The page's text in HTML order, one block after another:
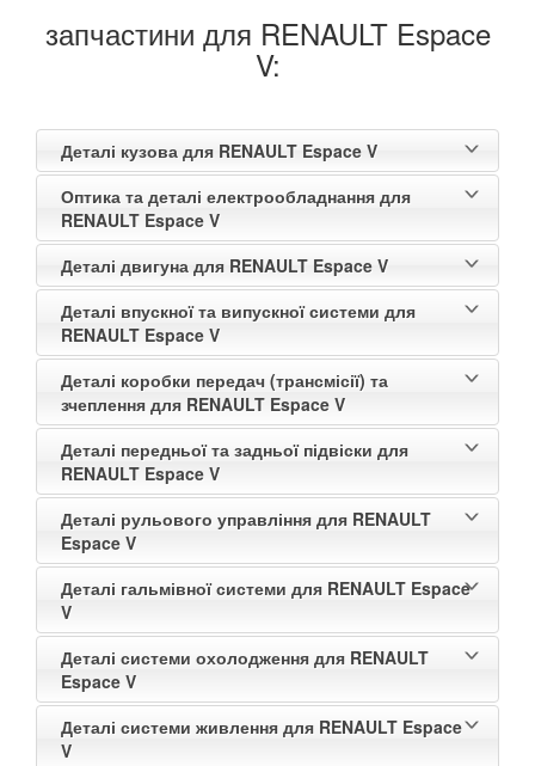
запчастини для RENAULT Espace
V:
Деталі кузова для RENAULT Espace V
Оптика та деталі електрообладнання для
RENAULT Espace V
Деталі двигуна для RENAULT Espace V
Деталі впускної та випускної системи для
RENAULT Espace V
Деталі коробки передач (трансмісії) та
зчеплення для RENAULT Espace V
Деталі передньої та задньої підвіски для
RENAULT Espace V
Деталі рульового управління для RENAULT
Espace V
Деталі гальмівної системи для RENAULT Espace
V
Деталі системи охолодження для RENAULT
Espace V
Деталі системи живлення для RENAULT Espace
V